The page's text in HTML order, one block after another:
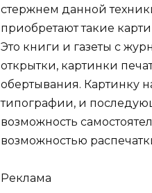
стержнем данной
приобретают такие
Это книги и газеты с
открытки, картинки
обертывания. Картинку
типографии, и
возможность
возможностью
Реклама